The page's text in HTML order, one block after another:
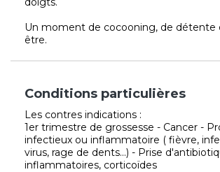
Un moment de cocooning, de détente
être.
Conditions particulières
Les contres indications :
1er trimestre de grossesse - Cancer -
infectieux ou inflammatoire ( fièvre,
virus, rage de dents...) - Prise
inflammatoires, corticoïdes